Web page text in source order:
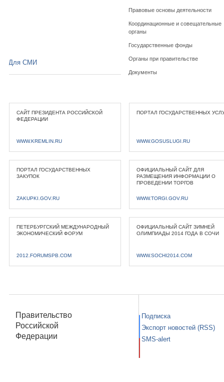
Правовые основы деятельности
Координационные и совещательные
органы
Государственные фонды
Органы при правительстве
Документы
Для СМИ
САЙТ ПРЕЗИДЕНТА РОССИЙСКОЙ
ФЕДЕРАЦИИ
WWW.KREMLIN.RU
ПОРТАЛ ГОСУДАРСТВЕННЫХ
WWW.GOSUSLUGI.RU
ПОРТАЛ ГОСУДАРСТВЕННЫХ
ЗАКУПОК
ZAKUPKI.GOV.RU
ОФИЦИАЛЬНЫЙ САЙТ ДЛЯ
РАЗМЕЩЕНИЯ ИНФОРМАЦИИ О
ПРОВЕДЕНИИ ТОРГОВ
WWW.TORGI.GOV.RU
ПЕТЕРБУРГСКИЙ МЕЖДУНАРОДНЫЙ
ЭКОНОМИЧЕСКИЙ ФОРУМ
2012.FORUMSPB.COM
ОФИЦИАЛЬНЫЙ САЙТ ЗИМНЕЙ
ОЛИМПИАДЫ 2014 ГОДА В СОЧИ
WWW.SOCHI2014.COM
Правительство
Российской
Федерации
Подписка
Экспорт новостей (RSS)
SMS-alert